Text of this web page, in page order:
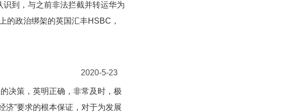
到，与之前非法拦截并转运华为
的政治绑架的英国汇丰HSBC，
2020-5-23
决策，英明正确，非常及时，极
济”要求的根本保证，对于为发展